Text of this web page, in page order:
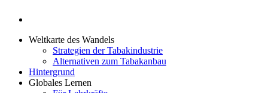
Weltkarte des Wandels
Strategien der Tabakindustrie
Alternativen zum Tabakanbau
Hintergrund
Globales Lernen